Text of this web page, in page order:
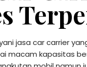
jasa car carrier
macam kapasitas